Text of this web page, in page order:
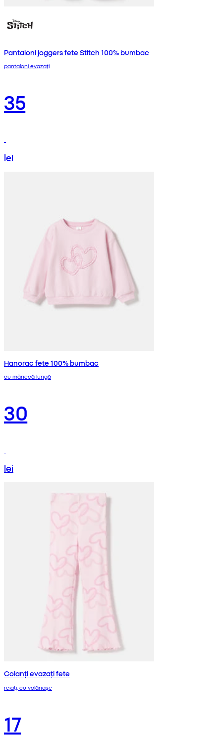
Pantaloni joggers fete Stitch 100% bumbac
pantaloni evazați
35
lei
Hanorac fete 100% bumbac
cu mânecă lungă
30
lei
Colanți evazați fete
reiați, cu volănașe
17